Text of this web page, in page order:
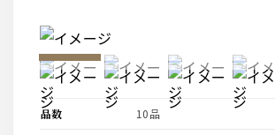
Slide to image-1
Slide to image-2
Slide to
Slide to image-6
Slide to image-7
Slide to
品数 10品